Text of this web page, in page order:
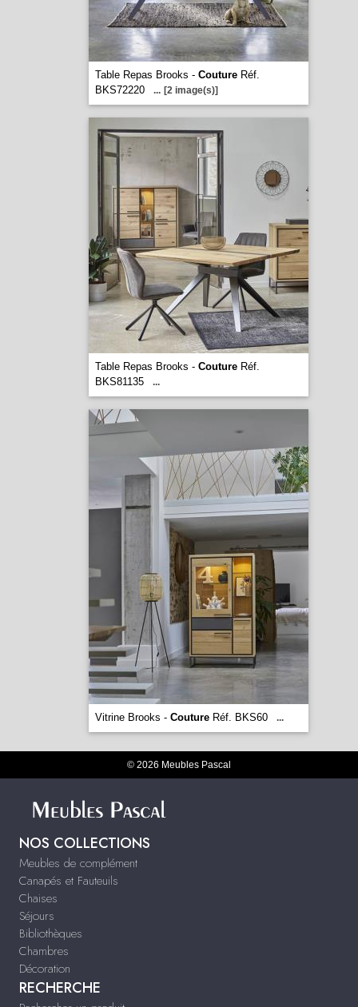
Table Repas Brooks - CoutureRéf.
BKS72220
... [2 image(s)]
Table Repas Brooks - CoutureRéf.
BKS81135
...
Vitrine Brooks - CoutureRéf. BKS60 ...
© 2026 Meubles Pascal
NOS COLLECTIONS
Meubles de complément
Canapés et Fauteuils
Chaises
Séjours
Bibliothèques
Chambres
Décoration
RECHERCHE